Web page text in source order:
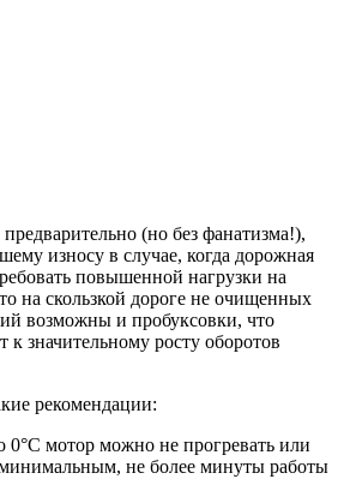
(но без фанатизма!),
износу в случае, когда дорожная
повышенной нагрузки на
на скользкой дороге не очищенных
возможны и пробуксовки, что
значительному росту оборотов
рекомендации:
0°C мотор можно не прогревать или
не более минуты работы